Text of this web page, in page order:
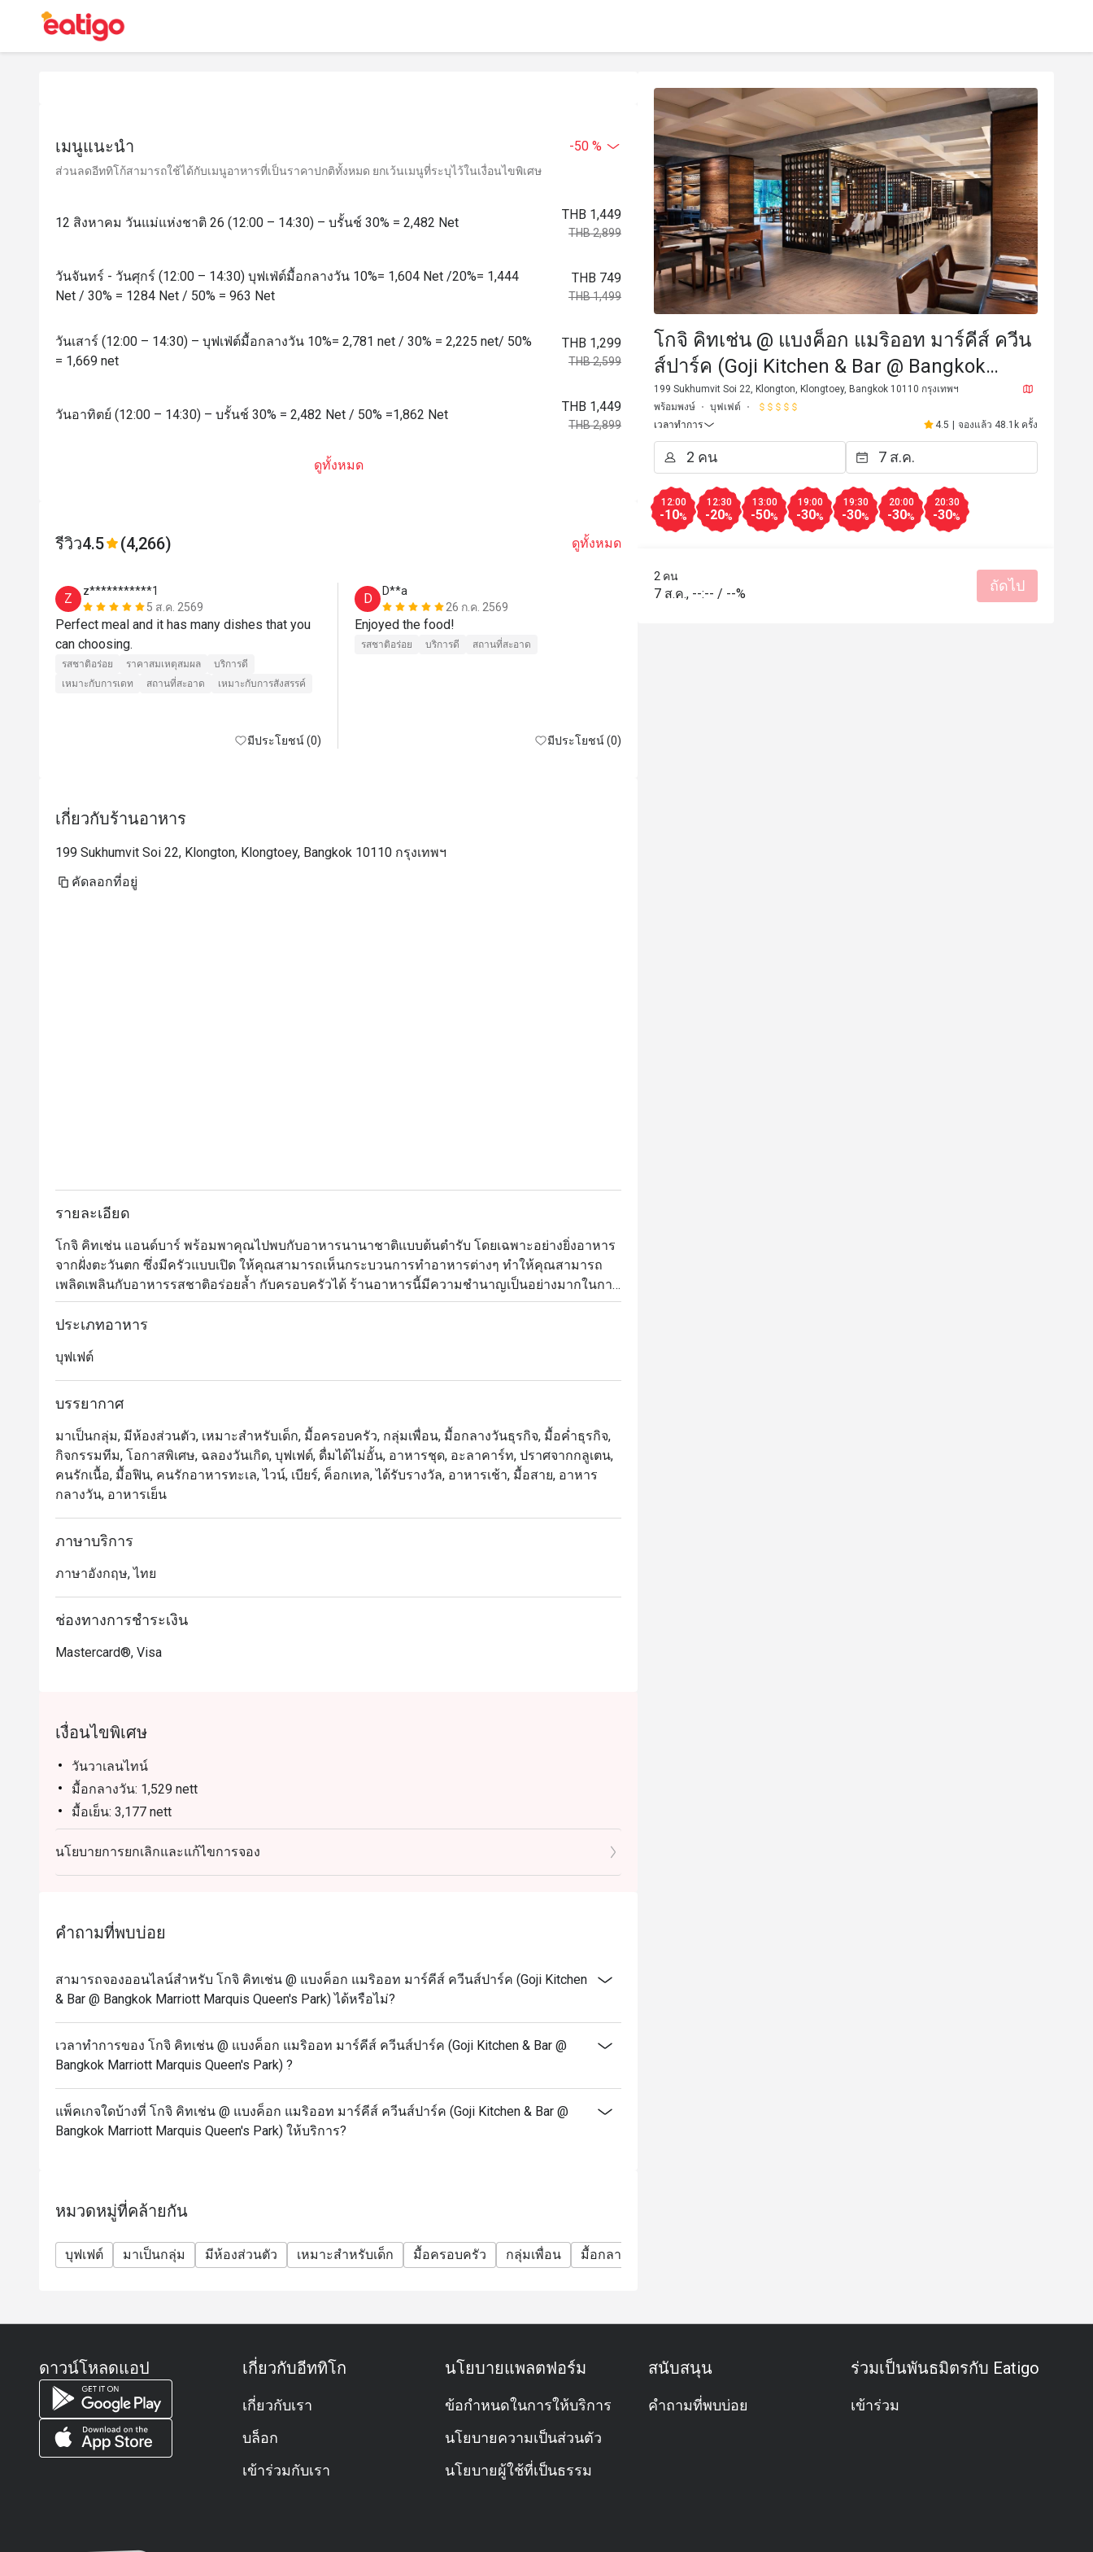
เมนูแนะนำ -50 %
ส่วนลดอีททิโก้สามารถใช้ได้กับเมนูอาหารที่เป็นราคาปกติทั้งหมด ยกเว้นเมนูที่ระบุไว้ในเงื่อนไขพิเศษ
12 สิงหาคม วันแม่แห่งชาติ 26 (12:00 – 14:30) – บรั้นช์ 30% = 2,482 Net
THB 1,449
THB 2,899
วันจันทร์ - วันศุกร์ (12:00 – 14:30) บุฟเฟ่ต์มื้อกลางวัน 10%= 1,604 Net /20%= 1,444
Net / 30% = 1284 Net / 50% = 963 Net
THB 749
THB 1,499
วันเสาร์ (12:00 – 14:30) – บุฟเฟ่ต์มื้อกลางวัน 10%= 2,781 net / 30% = 2,225 net/ 50%
= 1,669 net
THB 1,299
THB 2,599
วันอาทิตย์ (12:00 – 14:30) – บรั้นช์ 30% = 2,482 Net / 50% =1,862 Net
THB 1,449
THB 2,899
ดูทั้งหมด
รีวิว4.5 (4,266) ดูทั้งหมด
Z
z***********1
5 ส.ค. 2569
Perfect meal and it has many dishes that you
รสชาติอร่อย ราคาสมเหตุสมผล
บริการดี
เหมาะกับการเดท
สถานที่สะอาด เหมาะกับการสังสรรค์
มีประโยชน์ (0)
D
D**a
26 ก.ค. 2569
Enjoyed the food!
รสชาติอร่อย บริการดี สถานที่สะอาด
มีประโยชน์ (0)
J
J*****g
u****b
เกี่ยวกับร้านอาหาร
199 Sukhumvit Soi 22, Klongton, Klongtoey, Bangkok 10110 กรุงเทพฯ
คัดลอกที่อยู่
รายละเอียด
โกจิ คิทเช่น แอนด์บาร์ พร้อมพาคุณไปพบกับอาหารนานาชาติแบบต้นตำรับ โดยเฉพาะอย่างยิ่งอาหาร
จากฝั่งตะวันตก ซึ่งมีครัวแบบเปิด ให้คุณสามารถเห็นกระบวนการทำอาหารต่างๆ ทำให้คุณสามารถ
เพลิดเพลินกับอาหารรสชาติอร่อยล้ำ กับครอบครัวได้ ร้านอาหารนี้มีความชำนาญเป็นอย่างมากในการ
ย่างเนื้อต่างๆ และการสรรหาซีฟู้ดที่สดใหม่ ซึ่งเชฟจะเลือกแต่วัตถุดิบที่สดใหม่เท่านั้น เพื่อทำให้คุณมี
มื้ออาหารอันน่าจดจำ
Goji Kitchen + Bar เป็นห้องอาหารบุฟเฟ่ต์นานาชาติระดับพรีเมียม ตั้งอยู่ที่ชั้น G ของโรงแรม Bangkok
Marriott Marquis Queen’s Park เดินทางสะดวกจาก สถานีรถไฟฟ้า BTS พร้อมพงษ์ โดดเด่นด้วย
บรรยากาศหรูหราแต่เป็นกันเอง พร้อมครัวเปิดให้ชมการปรุงอาหารแบบสดใหม่ ไฮไลต์เมนูแนะนำ
เหมาะสำหรับทั้งคนท้องถิ่นและนักท่องเที่ยว ไม่ว่าจะเป็นมื้อพิเศษกับครอบครัว มื้อกลางวันทางธุรกิจ
หรือบรันช์วันหยุดสุดสัปดาห์ คนท้องถิ่นจะประทับใจกับความหลากหลายและคุณภาพ เดินทางสะดวก
สบายใกล้แหล่งท่องเที่ยวและรถไฟฟ้า
การจองผ่านแอปหรือเว็บไซต์ Eatigo คือวิธีที่ฉลาดที่สุดในการรับประทานอาหาร เพียงเลือกเวลาที่
ประเภทอาหาร
บุฟเฟต์
บรรยากาศ
มาเป็นกลุ่ม, มีห้องส่วนตัว, เหมาะสำหรับเด็ก, มื้อครอบครัว, กลุ่มเพื่อน, มื้อกลางวันธุรกิจ, มื้อค่ำธุรกิจ,
กิจกรรมทีม, โอกาสพิเศษ, ฉลองวันเกิด, บุฟเฟต์, ดื่มได้ไม่อั้น, อาหารชุด, อะลาคาร์ท, ปราศจากกลูเตน,
คนรักเนื้อ, มื้อฟิน, คนรักอาหารทะเล, ไวน์, เบียร์, ค็อกเทล, ได้รับรางวัล, อาหารเช้า, มื้อสาย, อาหาร
กลางวัน, อาหารเย็น
ภาษาบริการ
ภาษาอังกฤษ, ไทย
ช่องทางการชำระเงิน
Mastercard®, Visa
เงื่อนไขพิเศษ
วันวาเลนไทน์
มื้อกลางวัน: 1,529 nett
มื้อเย็น: 3,177 nett
วันจันทร์ – ศุกร์ (12.00 – 14.30 น.) - โกจิบุฟเฟ่ต์มื้อกลางวัน
1,499++ ต่อท่าน (ราคาสุทธิ 1,765 บาท)
วันจันทร์-พฤหัสบดี (17.30 – 22.00 น.) – บุฟเฟ่ต์มื้อเย็น
วันศุกร์ (17.30 – 22.00 น.) – บุฟเฟ่ต์มื้อค่ำ
วันเสาร์ (12.00 – 14.30 น.) – บุฟเฟ่ต์มื้อกลางวัน
2,599++ ต่อท่าน (ราคาสุทธิ 3,060 บาท)
2,599++ ต่อท่าน ราคาสุทธิ( 3,060 บาท)
วันอาทิตย์ (12.00 – 14.30 น.) – อาหารมื้อสาย
2,899++ ต่อท่าน (ราคาสุทธิ3,413 บาท)
วันอาทิตย์ (17:30 – 22:00 น.) – บุฟเฟ่ต์มื้อค่ำ
2,599++ ต่อท่าน (ราคาสุทธิ 3,060บาท)
เด็กอายุ 12 ปีขึ้นไป ชำระราคาเต็ม
* ราคาอาจมีการเปลี่ยนแปลงได้ตลอดเวลาโดยไม่ต้องแจ้งให้ทราบล่วงหน้าในวันหยุดนักขัตฤกษ์
กิจกรรมพิเศษ (เช่น คริสต์มาส ปีใหม่ วันวาเลนไทน์ ฯลฯ)
* กรุณามาตรงต่อเวลาเพื่อยืนยันการจองรับส่วนลดและที่นั่งของท่าน หากมาถึงก่อนเวลา 15 นาที
ของทางร้าน
ถาม: ร้านโกจิ คิทเช่น + บาร์ เป็นร้านอาหารแบบไหน?
ตอบ: โกจิ คิทเช่น + บาร์ เป็นร้านอาหารบุฟเฟต์ระดับพรีเมียม ให้บริการอาหารนานาชาติครบครัน มี
ทั้งมุมซีฟู้ดสดใหม่ เนื้อย่าง พาสต้า ซูชิ ซาชิมิ และอาหารไทย รวมถึงมีเมนูตามสั่ง (à la carte) ให้
บริการตลอดวันด้วยครับ
ถาม: ร้านเปิดให้บริการเวลาไหนบ้าง?
🍖 บุฟเฟต์มื้อเย็น: 17.30 – 22.00 น.
นโยบายการยกเลิกและแก้ไขการจอง
คำถามที่พบบ่อย
สามารถจองออนไลน์สำหรับ โกจิ คิทเช่น @ แบงค็อก แมริออท มาร์คีส์ ควีนส์ปาร์ค (Goji Kitchen
& Bar @ Bangkok Marriott Marquis Queen's Park) ได้หรือไม่?
เวลาทำการของ โกจิ คิทเช่น @ แบงค็อก แมริออท มาร์คีส์ ควีนส์ปาร์ค (Goji Kitchen & Bar @
Bangkok Marriott Marquis Queen's Park) ?
แพ็คเกจใดบ้างที่ โกจิ คิทเช่น @ แบงค็อก แมริออท มาร์คีส์ ควีนส์ปาร์ค (Goji Kitchen & Bar @
Bangkok Marriott Marquis Queen's Park) ให้บริการ?
หมวดหมู่ที่คล้ายกัน
บุฟเฟต์ มาเป็นกลุ่ม มีห้องส่วนตัว เหมาะสำหรับเด็ก มื้อครอบครัว กลุ่มเพื่อน มื้อกลางวันธุรกิจ
โกจิ คิทเช่น @ แบงค็อก แมริออท มาร์คีส์ ควีน
ส์ปาร์ค (Goji Kitchen & Bar @ Bangkok
Marriott Marquis Queen's Park)
199 Sukhumvit Soi 22, Klongton, Klongtoey, Bangkok 10110 กรุงเทพฯ
พร้อมพงษ์
บุฟเฟต์
เวลาทำการ
4.5 | จองแล้ว 48.1k ครั้ง
12:00
-10%
12:30
-20%
13:00
-50%
19:00
-30%
19:30
-30%
20:00
-30%
20:30
-30%
2 คน
7 ส.ค., --:-- / --% ถัดไป
ดาวน์โหลดแอป เกี่ยวกับอีททิโก
เกี่ยวกับเรา
บล็อก
เข้าร่วมกับเรา
นโยบายแพลตฟอร์ม
ข้อกำหนดในการให้บริการ
นโยบายความเป็นส่วนตัว
นโยบายผู้ใช้ที่เป็นธรรม
สนับสนุน
คำถามที่พบบ่อย
ร่วมเป็นพันธมิตรกับ Eatigo
เข้าร่วม